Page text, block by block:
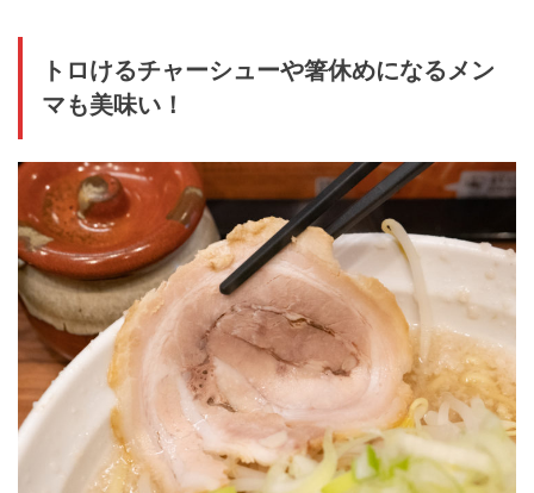
トロけるチャーシューや箸休めになるメン
マも美味い！